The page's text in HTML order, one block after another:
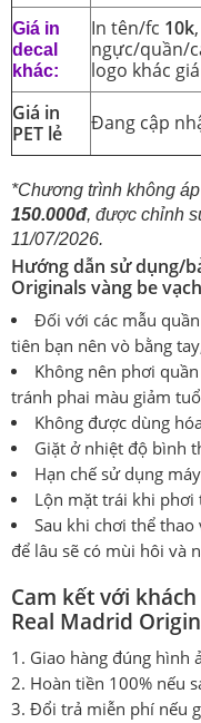
Giá in
decal
khác:
In tên/fc 10k
ngực/quần/
logo khác
Giá in
PET lẻ
Đang cập
*Chương trình không
150.000đ, được chỉnh
11/07/2026.
Hướng dẫn sử dụng/
Originals vàng be
Đối với các mẫu
tiên bạn nên vò bằng
Không nên phơi
tránh phai màu giảm
Không được dùng
Giặt ở nhiệt độ bình
Hạn chế sử dụng
Lộn mặt trái khi phơi
Sau khi chơi thể
để lâu sẽ có mùi hôi và
Cam kết với
Real Madrid
1. Giao hàng đúng hình
2. Hoàn tiền 100% nếu
3. Đổi trả miễn phí nếu